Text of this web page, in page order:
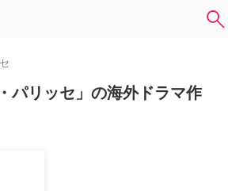
パリッセ」の海外ドラマ作